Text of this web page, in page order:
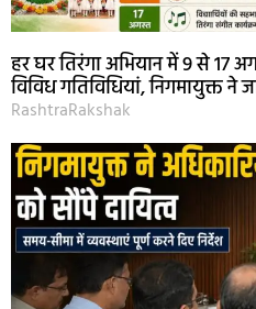
हर घर तिरंगा अभियान में 9 से 17
विविध गतिविधियां, निगमायुक्त
RashtraRakshak